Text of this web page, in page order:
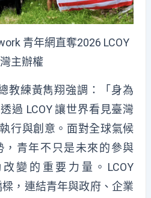
青年網直奪2026 LCOY
主辦權
教練黃雋翔強調：「身為
過 LCOY 讓世界看見臺灣
行與創意。面對全球氣候
，青年不只是未來的參與
變的重要力量。LCOY
，連結青年與政府、企業